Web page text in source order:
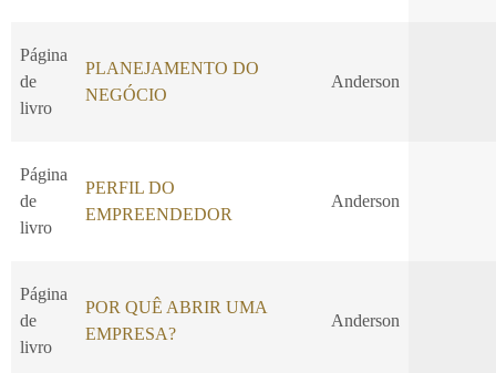
Página
de
livro
PLANEJAMENTO DO
NEGÓCIO
Anderson
Página
de
livro
PERFIL DO
EMPREENDEDOR
Anderson
Página
de
livro
POR QUÊ ABRIR UMA
EMPRESA?
Anderson